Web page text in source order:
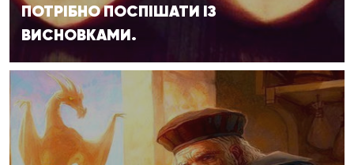
ПОТРІБНО ПОСПІШАТИ ІЗ
ВИСНОВКАМИ.